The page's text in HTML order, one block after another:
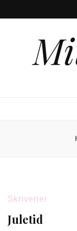
Skriverier
Juletid